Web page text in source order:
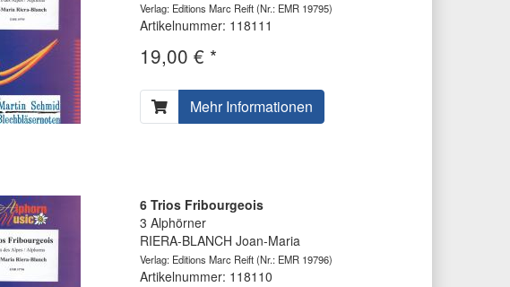
Verlag: Editions Marc Reift(Nr.: EMR 19795)
Artikelnummer: 118111
19,00 € *
Mehr Informationen
6 Trios Fribourgeois
3 Alphörner
RIERA-BLANCH Joan-Maria
Verlag: Editions Marc Reift(Nr.: EMR 19796)
Artikelnummer: 118110